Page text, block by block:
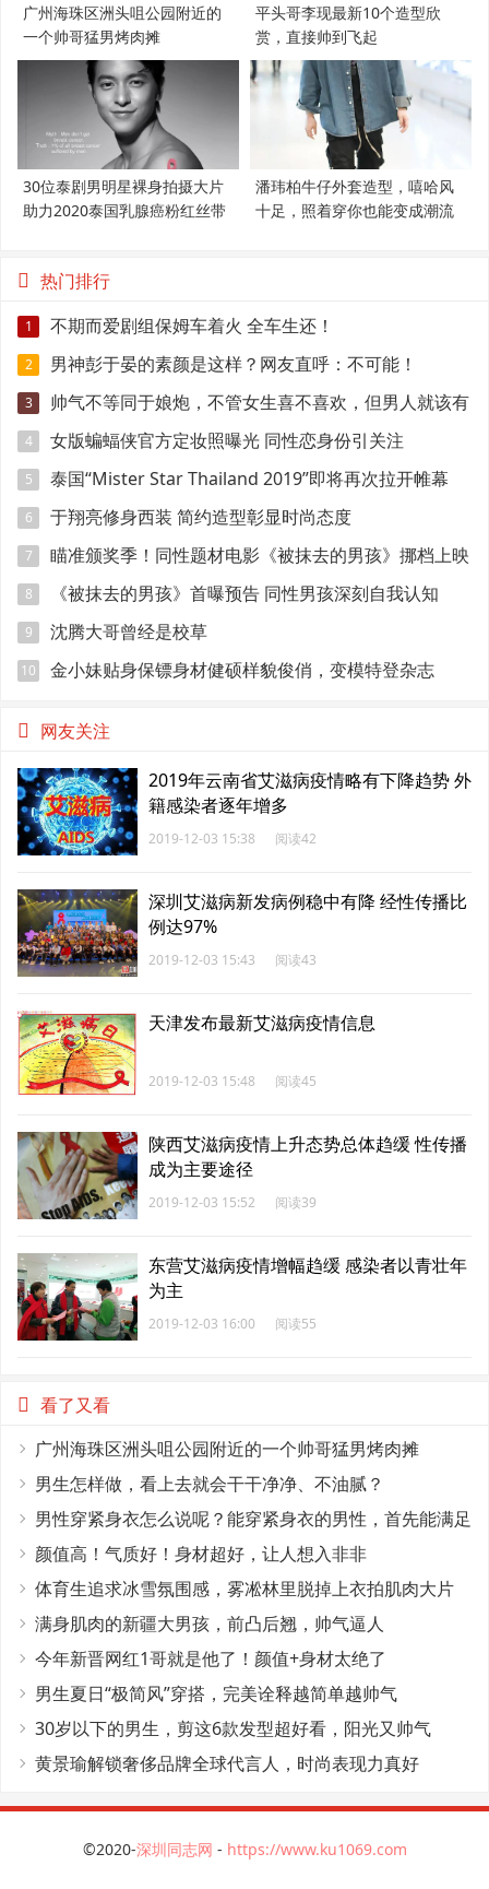
广州海珠区洲头咀公园附近的
一个帅哥猛男烤肉摊
平头哥李现最新10个造型欣
赏，直接帅到飞起
30位泰剧男明星裸身拍摄大片
助力2020泰国乳腺癌粉红丝带
潘玮柏牛仔外套造型，嘻哈风
十足，照着穿你也能变成潮流
热门排行
1 不期而爱剧组保姆车着火 全车生还！
2 男神彭于晏的素颜是这样？网友直呼：不可能！
3
帅气不等同于娘炮，不管女生喜不喜欢，但男人就该有
点肌肉
4 女版蝙蝠侠官方定妆照曝光 同性恋身份引关注
5 泰国“Mister Star Thailand 2019”即将再次拉开帷幕
6 于翔亮修身西装 简约造型彰显时尚态度
7 瞄准颁奖季！同性题材电影《被抹去的男孩》挪档上映
8 《被抹去的男孩》首曝预告 同性男孩深刻自我认知
9 沈腾大哥曾经是校草
10 金小妹贴身保镖身材健硕样貌俊俏，变模特登杂志
网友关注
2019年云南省艾滋病疫情略有下降趋势 外
籍感染者逐年增多
2019-12-03 15:38 阅读42
深圳艾滋病新发病例稳中有降 经性传播比
例达97%
2019-12-03 15:43 阅读43
天津发布最新艾滋病疫情信息
2019-12-03 15:48 阅读45
陕西艾滋病疫情上升态势总体趋缓 性传播
成为主要途径
2019-12-03 15:52 阅读39
东营艾滋病疫情增幅趋缓 感染者以青壮年
为主
2019-12-03 16:00 阅读55
看了又看
广州海珠区洲头咀公园附近的一个帅哥猛男烤肉摊
男生怎样做，看上去就会干干净净、不油腻？
男性穿紧身衣怎么说呢？能穿紧身衣的男性，首先能满足
这4个条件
颜值高！气质好！身材超好，让人想入非非
体育生追求冰雪氛围感，雾凇林里脱掉上衣拍肌肉大片
满身肌肉的新疆大男孩，前凸后翘，帅气逼人
今年新晋网红1哥就是他了！颜值+身材太绝了
男生夏日“极简风”穿搭，完美诠释越简单越帅气
30岁以下的男生，剪这6款发型超好看，阳光又帅气
黄景瑜解锁奢侈品牌全球代言人，时尚表现力真好
©2020-深圳同志网 - https://www.ku1069.com